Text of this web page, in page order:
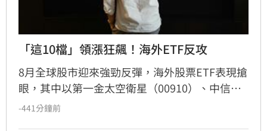
「這10檔」領漲狂飆！海外ETF反攻
8月全球股市迎來強勁反彈，海外股票ETF表現搶
眼，其中以第一金太空衛星（00910）、中信日
本半導體（00954）及台新日本半導體
-441分鐘前